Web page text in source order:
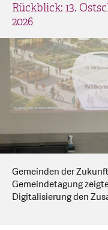
Rückblick: 13.
2026
Gemeinden der
Gemeindetagung
Digitalisierung den